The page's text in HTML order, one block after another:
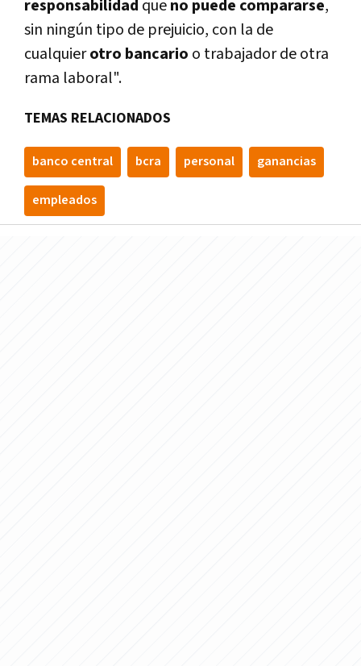
responsabilidad queno puede compararse,
sin ningún tipo de prejuicio, con la de
cualquierotro bancario o trabajador de otra
rama laboral".
TEMAS RELACIONADOS
banco central bcra personal ganancias
empleados